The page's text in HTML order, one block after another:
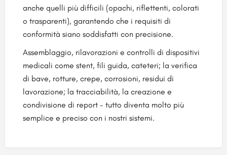
anche quelli più difficili (opachi, riflettenti, colorati
o trasparenti), garantendo che i requisiti di
conformità siano soddisfatti con precisione.
Assemblaggio, rilavorazioni e controlli di dispositivi
medicali come stent, fili guida, cateteri; la verifica
di bave, rotture, crepe, corrosioni, residui di
lavorazione; la tracciabilità, la creazione e
condivisione di report - tutto diventa molto più
semplice e preciso con i nostri sistemi.